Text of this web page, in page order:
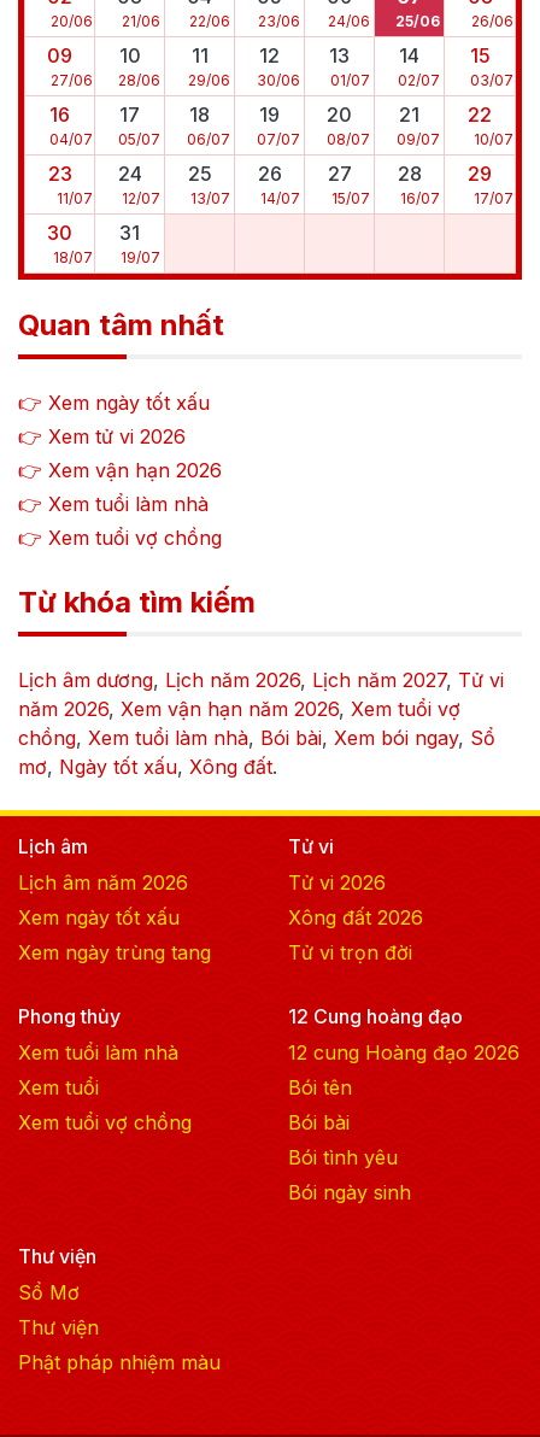
20/06 21/06 22/06 23/06 24/06 25/06 26/06
09
27/06
10
28/06
11
29/06
12
30/06
13
01/07
14
02/07
15
03/07
16
04/07
17
05/07
18
06/07
19
07/07
20
08/07
21
09/07
22
10/07
23
11/07
24
12/07
25
13/07
26
14/07
27
15/07
28
16/07
29
17/07
30
18/07
31
19/07
Quan tâm nhất
👉 Xem ngày tốt xấu
👉 Xem tử vi 2026
👉 Xem vận hạn 2026
👉 Xem tuổi làm nhà
👉 Xem tuổi vợ chồng
Từ khóa tìm kiếm
Lịch âm dương, Lịch năm 2026, Lịch năm 2027, Tử vi
năm 2026, Xem vận hạn năm 2026, Xem tuổi vợ
chồng, Xem tuổi làm nhà, Bói bài, Xem bói ngay, Sổ
mơ, Ngày tốt xấu, Xông đất.
Lịch âm
Lịch âm năm 2026
Xem ngày tốt xấu
Xem ngày trùng tang
Tử vi
Tử vi 2026
Xông đất 2026
Tử vi trọn đời
Phong thủy
Xem tuổi làm nhà
Xem tuổi
Xem tuổi vợ chồng
12 Cung hoàng đạo
12 cung Hoàng đạo 2026
Bói tên
Bói bài
Bói tình yêu
Bói ngày sinh
Thư viện
Sổ Mơ
Thư viện
Phật pháp nhiệm màu